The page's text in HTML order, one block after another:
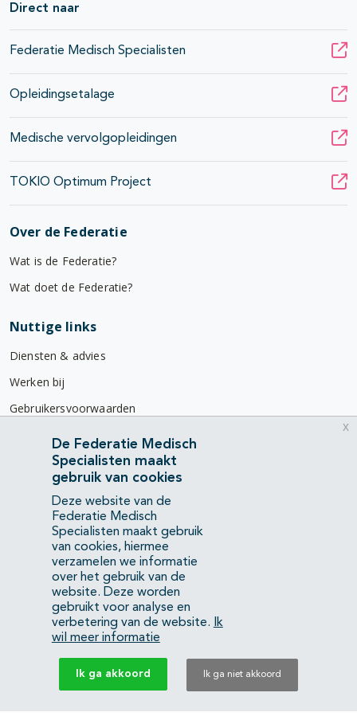
Direct naar
Federatie Medisch Specialisten
Opleidingsetalage
Medische vervolgopleidingen
TOKIO Optimum Project
Over de Federatie
Wat is de Federatie?
Wat doet de Federatie?
Nuttige links
Diensten & advies
Werken bij
Gebruikersvoorwaarden
Privacyverklaring
Contact
Mercatorlaan 1200
3528 BL Utrecht
(088) 505 34 34
info@richtlijnendatabase.nl
YouTubeLinkedIn
KvK Federatie Medisch Specialisten:40483480
Privacyverklaring
De Federatie Medisch
Specialisten maakt
gebruik van cookies
Deze website van de
Federatie Medisch
Specialisten maakt gebruik
van cookies, hiermee
verzamelen we informatie
over het gebruik van de
website. Deze worden
gebruikt voor analyse en
verbetering van de website.
Ik
wil meer informatie
Ik ga akkoord Ik ga niet akkoord
x